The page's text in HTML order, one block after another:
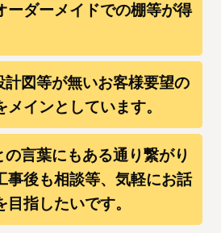
ーダーメイドでの棚等が得
計図等が無いお客様要望の
メインとしています。
言葉にもある通り繋がり
事後も相談等、気軽にお話
指したいです。